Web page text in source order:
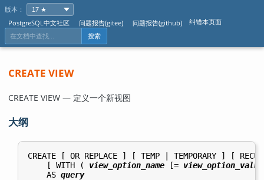
版本：
PostgreSQL中文社区
问题报告(gitee) 问题报告(github) 纠错本页面
搜索
CREATE VIEW
CREATE VIEW — 定义一个新视图
大纲
CREATE [ OR REPLACE ] [ TEMP | TEMPORARY ] [
    [ WITH (
view_option_name [= view_option_value
    AS
query